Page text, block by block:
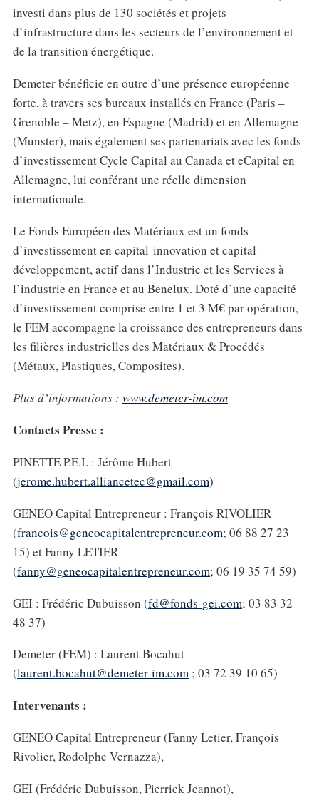
investi dans plus de 130 sociétés et projets
d’infrastructure dans les secteurs de l’environnement et
de la transition énergétique.
Demeter bénéficie en outre d’une présence européenne
forte, à travers ses bureaux installés en France (Paris –
Grenoble – Metz), en Espagne (Madrid) et en Allemagne
(Munster), mais également ses partenariats avec les fonds
d’investissement Cycle Capital au Canada et eCapital en
Allemagne, lui conférant une réelle dimension
internationale.
Le Fonds Européen des Matériaux est un fonds
d’investissement en capital-innovation et capital-
développement, actif dans l’Industrie et les Services à
l’industrie en France et au Benelux. Doté d’une capacité
d’investissement comprise entre 1 et 3 M€ par opération,
le FEM accompagne la croissance des entrepreneurs dans
les filières industrielles des Matériaux & Procédés
(Métaux, Plastiques, Composites).
Plus d’informations : www.demeter-im.com
Contacts Presse :
PINETTE P.E.I. : Jérôme Hubert
(jerome.hubert.alliancetec@gmail.com)
GENEO Capital Entrepreneur : François RIVOLIER
(francois@geneocapitalentrepreneur.com; 06 88 27 23
15) et Fanny LETIER
(fanny@geneocapitalentrepreneur.com; 06 19 35 74 59)
GEI : Frédéric Dubuisson (fd@fonds-gei.com; 03 83 32
48 37)
Demeter (FEM) : Laurent Bocahut
(laurent.bocahut@demeter-im.com; 03 72 39 10 65)
Intervenants :
GENEO Capital Entrepreneur (Fanny Letier, François
Rivolier, Rodolphe Vernazza),
GEI (Frédéric Dubuisson, Pierrick Jeannot),